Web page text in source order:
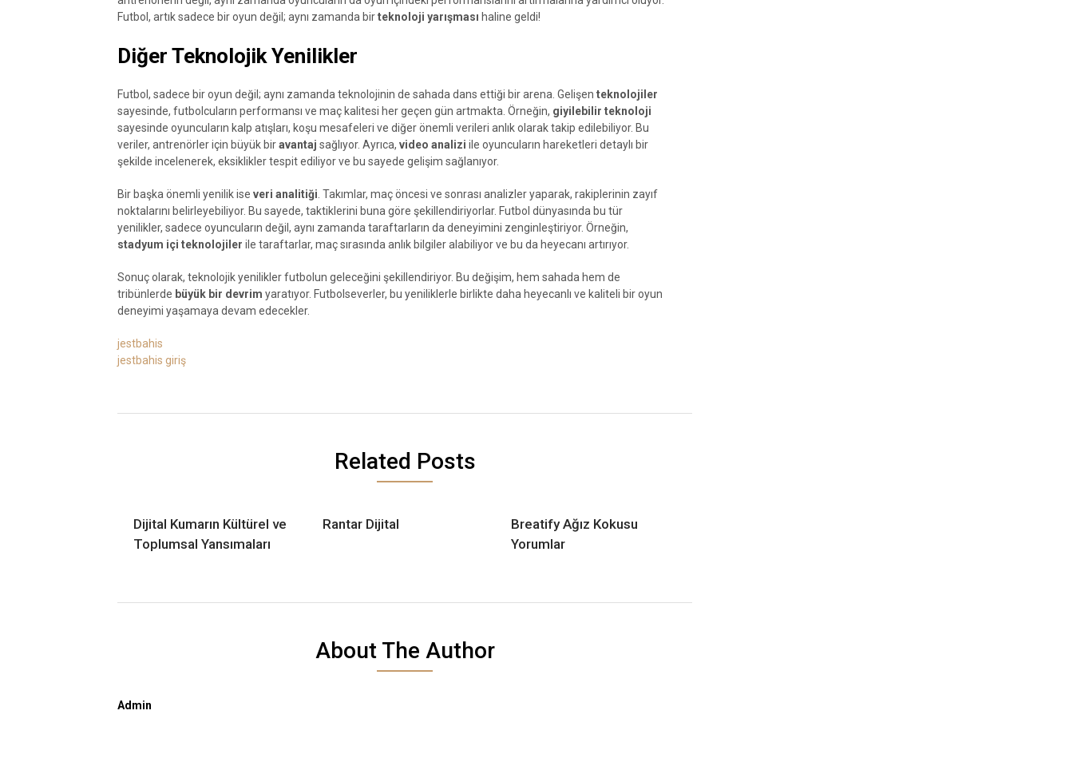
Futbol, artık sadece bir oyun değil; aynı zamanda birteknoloji yarışması haline geldi!
Diğer Teknolojik Yenilikler
Futbol, sadece bir oyun değil; aynı zamanda teknolojinin de sahada dans ettiği bir arena. Gelişen teknolojiler
sayesinde, futbolcuların performansı ve maç kalitesi her geçen gün artmakta. Örneğin, giyilebilir teknoloji
sayesinde oyuncuların kalp atışları, koşu mesafeleri ve diğer önemli verileri anlık olarak takip edilebiliyor. Bu
veriler, antrenörler için büyük biravantaj sağlıyor. Ayrıca, video analizi ile oyuncuların hareketleri detaylı bir
şekilde incelenerek, eksiklikler tespit ediliyor ve bu sayede gelişim sağlanıyor.
Bir başka önemli yenilik ise veri analitiği . Takımlar, maç öncesi ve sonrası analizler yaparak, rakiplerinin zayıf
noktalarını belirleyebiliyor. Bu sayede, taktiklerini buna göre şekillendiriyorlar. Futbol dünyasında bu tür
yenilikler, sadece oyuncuların değil, aynı zamanda taraftarların da deneyimini zenginleştiriyor. Örneğin,
stadyum içi teknolojiler ile taraftarlar, maç sırasında anlık bilgiler alabiliyor ve bu da heyecanı artırıyor.
Sonuç olarak, teknolojik yenilikler futbolun geleceğini şekillendiriyor. Bu değişim, hem sahada hem de
tribünlerde büyük bir devrim yaratıyor. Futbolseverler, bu yeniliklerle birlikte daha heyecanlı ve kaliteli bir oyun
deneyimi yaşamaya devam edecekler.
jestbahis
jestbahis giriş
Related Posts
Dijital Kumarın Kültürel ve
Toplumsal Yansımaları
Rantar Dijital
Breatify Ağız Kokusu
Yorumlar
About The Author
Admin